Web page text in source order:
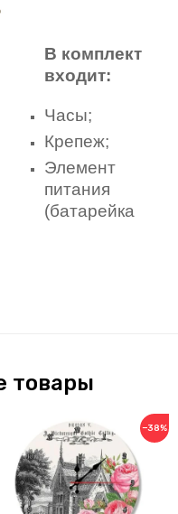
В комплект
входит:
Часы;
Крепеж;
Элемент
питания
(батарейка
товары
−38%